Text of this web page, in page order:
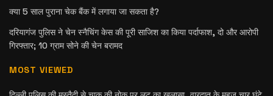
क्या 5 साल पुराना चेक बैंक में लगाया जा सकता है?
दरियागंज पुलिस ने चेन स्नैचिंग केस की पूरी साजिश का किया पर्दाफाश, दो और आरोपी
गिरफ्तार; 10 ग्राम सोने की चेन बरामद
MOST VIEWED